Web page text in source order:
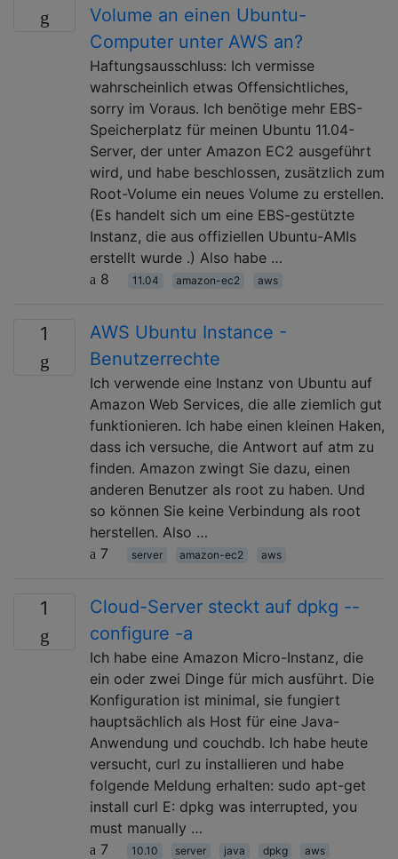
Volume an einen Ubuntu-
Computer unter AWS an?
Haftungsausschluss: Ich vermisse
wahrscheinlich etwas Offensichtliches,
sorry im Voraus. Ich benötige mehr EBS-
Speicherplatz für meinen Ubuntu 11.04-
Server, der unter Amazon EC2 ausgeführt
wird, und habe beschlossen, zusätzlich zum
Root-Volume ein neues Volume zu erstellen.
(Es handelt sich um eine EBS-gestützte
Instanz, die aus offiziellen Ubuntu-AMIs
erstellt wurde .) Also habe …
8
11.04 amazon-ec2 aws
1
AWS Ubuntu Instance -
Benutzerrechte
Ich verwende eine Instanz von Ubuntu auf
Amazon Web Services, die alle ziemlich gut
funktionieren. Ich habe einen kleinen Haken,
dass ich versuche, die Antwort auf atm zu
finden. Amazon zwingt Sie dazu, einen
anderen Benutzer als root zu haben. Und
so können Sie keine Verbindung als root
herstellen. Also …
7
server amazon-ec2 aws
1
Cloud-Server steckt auf dpkg --
configure -a
Ich habe eine Amazon Micro-Instanz, die
ein oder zwei Dinge für mich ausführt. Die
Konfiguration ist minimal, sie fungiert
hauptsächlich als Host für eine Java-
Anwendung und couchdb. Ich habe heute
versucht, curl zu installieren und habe
folgende Meldung erhalten: sudo apt-get
install curl E: dpkg was interrupted, you
must manually …
7
10.10 server java dpkg aws